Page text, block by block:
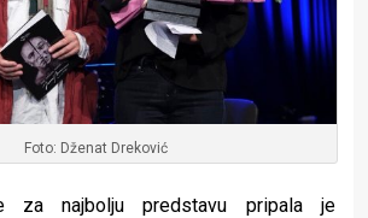
Foto: Dženat Dreković
za najbolju predstavu pripala je